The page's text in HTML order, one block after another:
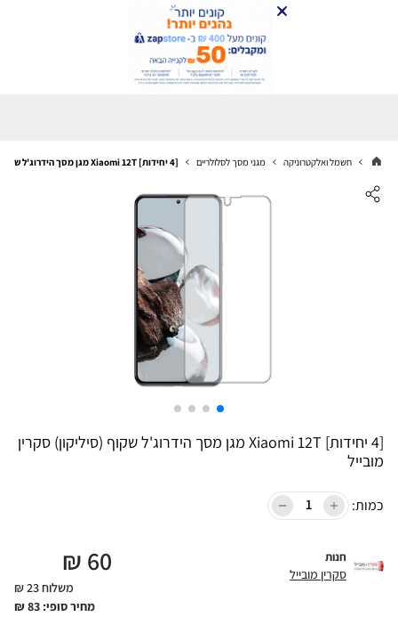
חשמל ואלקטרוניקה מגני מסך לסלולריים [4 יחידות] Xiaomi 12T מגן מסך הידרוג'ל שקוף (סיליקון) סקרין מובייל
[4 יחידות] Xiaomi 12T מגן מסך הידרוג'ל שקוף (סיליקון) סקרין
מובייל
כמות:
חנות
סקרין מובייל 60
₪
משלוח 23 ₪
מחיר סופי: 83
₪